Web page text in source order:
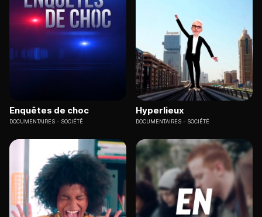
Enquêtes de choc
DOCUMENTAIRES SOCIÉTÉ
Hyperlieux
DOCUMENTAIRES SOCIÉTÉ